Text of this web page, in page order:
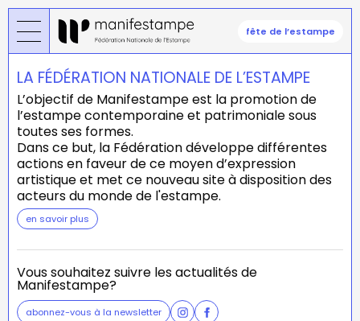
Skip
to
main
content
fête de l’estampe
LA FÉDÉRATION NATIONALE DE L’ESTAMPE
L’objectif de Manifestampe est la promotion de
l’estampe contemporaine et patrimoniale sous
toutes ses formes.
Dans ce but, la Fédération développe différentes
actions en faveur de ce moyen d’expression
artistique et met ce nouveau site à disposition des
acteurs du monde de l'estampe.
en savoir plus
Vous souhaitez suivre les actualités de
Manifestampe?
abonnez-vous à la newsletter